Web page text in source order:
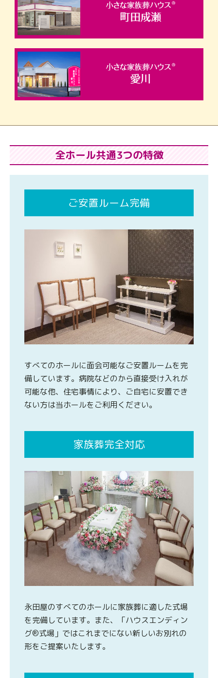
全ホール共通3つの特徴
ご安置ルーム完備
すべてのホールに面会可能なご安置ルームを完
備しています。病院などのから直接受け入れが
可能な他、住宅事情により、ご自宅に安置でき
ない方は当ホールをご利用ください。
家族葬完全対応
永田屋のすべてのホールに家族葬に適した式場
を完備しています。また、「ハウスエンディン
グ®式場」ではこれまでにない新しいお別れの
形をご提案いたします。